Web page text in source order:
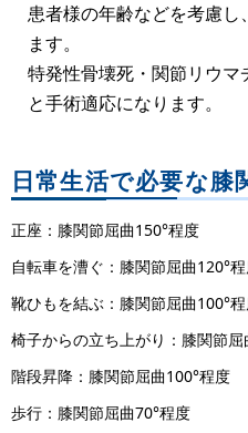
患者様の年齢などを考慮
ます。
特発性骨壊死・関節リウ
と手術適応になります。
日常生活で必要な膝
正座：膝関節屈曲150°程度
自転車を漕ぐ：膝関節屈曲120°
靴ひもを結ぶ：膝関節屈曲100°
椅子からの立ち上がり：膝関節屈
階段昇降：膝関節屈曲100°程度
歩行：膝関節屈曲70°程度